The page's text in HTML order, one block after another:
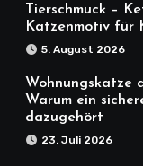
Tierschmuck –
Katzenmotiv für
5. August 2026
Wohnungskatze
Warum ein
dazugehört
23. Juli 2026